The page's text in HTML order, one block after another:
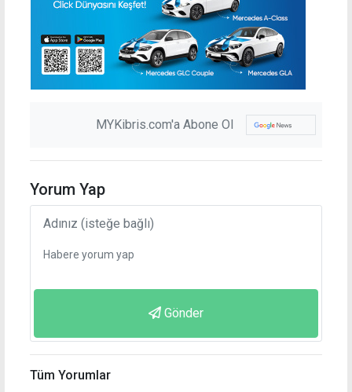
MYKibris.com'a Abone Ol
Yorum Yap
Gönder
Tüm Yorumlar